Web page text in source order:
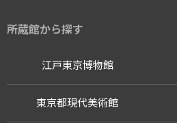
所蔵館から探す
江戸東京博物館
東京都現代美術館